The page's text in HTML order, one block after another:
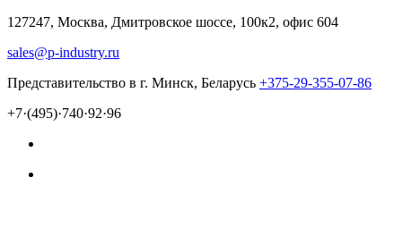
127247, Москва, Дмитровское шоссе, 100к2, офис 604
sales@p-industry.ru
Представительство в г. Минск, Беларусь +375-29-355-07-86
+7·(495)·740·92·96